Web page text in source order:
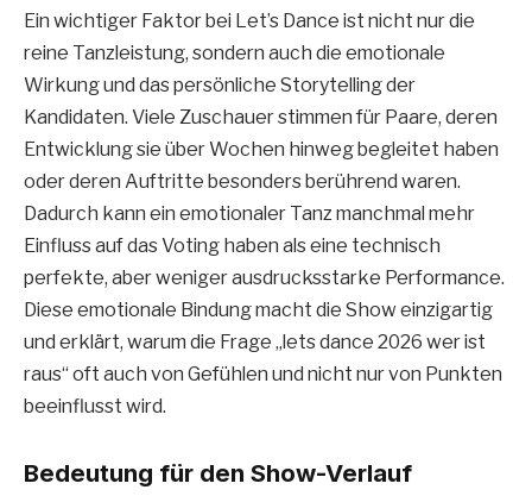
Ein wichtiger Faktor bei Let’s Dance ist nicht nur die
reine Tanzleistung, sondern auch die emotionale
Wirkung und das persönliche Storytelling der
Kandidaten. Viele Zuschauer stimmen für Paare, deren
Entwicklung sie über Wochen hinweg begleitet haben
oder deren Auftritte besonders berührend waren.
Dadurch kann ein emotionaler Tanz manchmal mehr
Einfluss auf das Voting haben als eine technisch
perfekte, aber weniger ausdrucksstarke Performance.
Diese emotionale Bindung macht die Show einzigartig
und erklärt, warum die Frage „lets dance 2026 wer ist
raus“ oft auch von Gefühlen und nicht nur von Punkten
beeinflusst wird.
Bedeutung für den Show-Verlauf